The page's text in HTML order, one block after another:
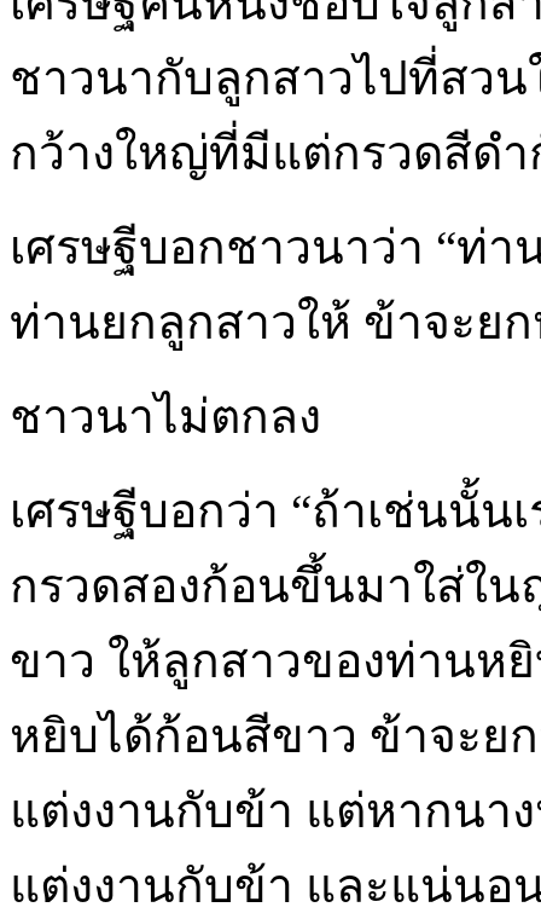
ชาวนากับลูกสาวไปที่สวน
กว้างใหญ่ที่มีแต่กรวดสีด
เศรษฐีบอกชาวนาว่า “ท่
ท่านยกลูกสาวให้ ข้าจะย
ชาวนาไม่ตกลง
เศรษฐีบอกว่า “ถ้าเช่นนั้
กรวดสองก้อนขึ้นมาใส่ใ
ขาว ให้ลูกสาวของท่านห
หยิบได้ก้อนสีขาว ข้าจะย
แต่งงานกับข้า แต่หากนา
แต่งงานกับข้า และแน่นอ